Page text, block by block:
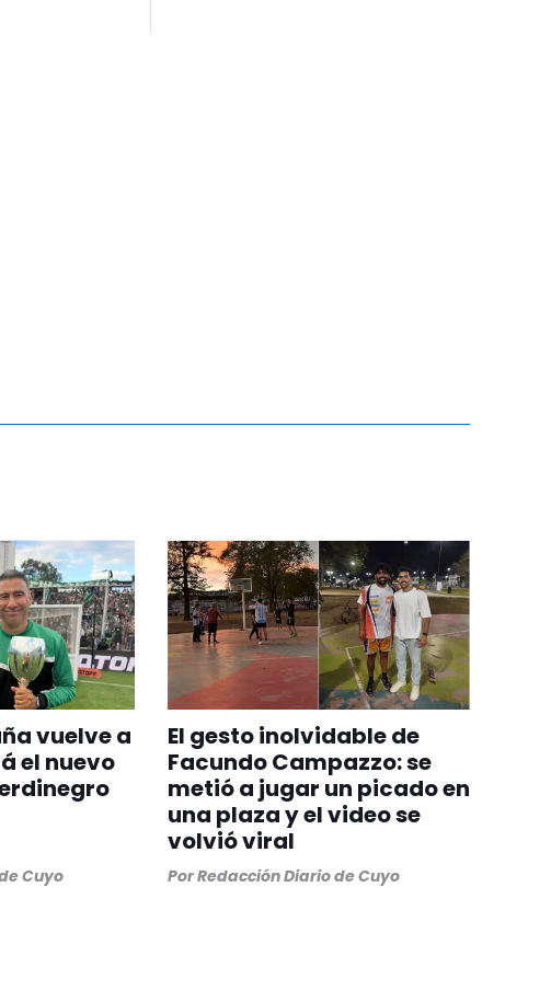
vuelve a
el nuevo
Cuyo
El gesto inolvidable de
Facundo Campazzo: se
metió a jugar un picado en
una plaza y el video se
volvió viral
PorRedacción Diario de Cuyo